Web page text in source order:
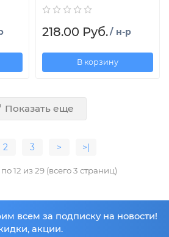
218.00 Руб./ н-р
В корзину
Показать еще
2 3 > >|
12 из 29 (всего 3 страниц)
всем за подписку на новости!
акции.